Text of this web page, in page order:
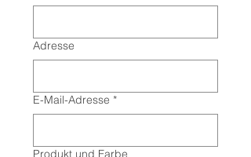
Adresse
E-Mail-Adresse *
Produkt und Farbe